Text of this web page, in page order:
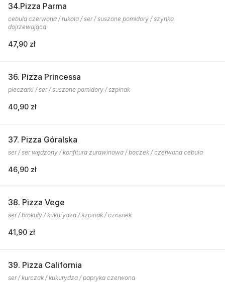
34.Pizza Parma
cebula czerwona / rukola / ser / suszone pomidory / szynka
dojrzewająca
47,90 zł
36. Pizza Princessa
pieczarki / ser / suszone pomidory / szpinak
40,90 zł
37. Pizza Góralska
ser / ser wędzony / konfitura żurawinowa / boczek / czerwona cebula
46,90 zł
38. Pizza Vege
ser / brokuły / kukurydza / szpinak / czosnek
41,90 zł
39. Pizza California
ser / kurczak / kukurydza / papryka czerwona